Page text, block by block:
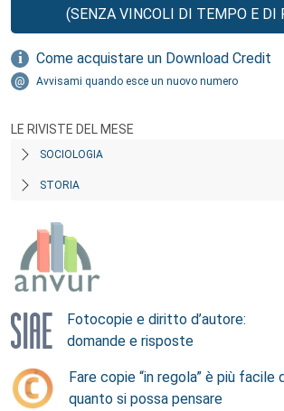
(SENZA VINCOLI DI TEMPO E DI
Come acquistare un Download Credit
Avvisami quando esce un nuovo numero
LE RIVISTE DEL MESE
SOCIOLOGIA
STORIA
Fotocopie e diritto d’autore:
domande e risposte
Fare copie “in regola” è più facile
quanto si possa pensare